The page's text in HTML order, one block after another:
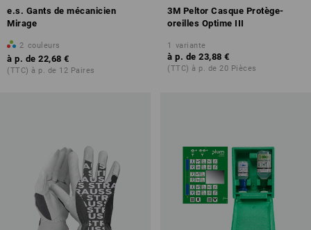
e.s. Gants de mécanicien
Mirage
2 couleurs
à p. de 22,68 €
(TTC) à p. de 12 Paires
3M Peltor Casque Protège-
oreilles Optime III
1 variante
à p. de 23,88 €
(TTC) à p. de 20 Pièces